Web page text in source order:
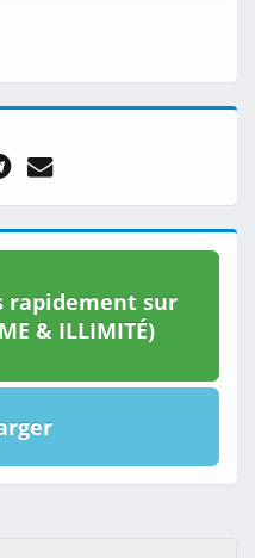
rapidement sur
& ILLIMITÉ)